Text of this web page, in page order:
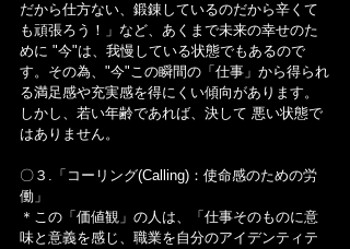
だから仕方ない、鍛錬しているのだから辛くて
も頑張ろう！」など、あくまで未来の幸せのた
めに "今"は、我慢している状態でもあるので
す。その為、"今"この瞬間の「仕事」から得られ
る満足感や充実感を得にくい傾向があります。
しかし、若い年齢であれば、決して 悪い状態で
はありません。
〇３.「コーリング(Calling)：使命感のための労
働」
＊この「価値観」の人は、「仕事そのものに意
味と意義を感じ、職業を自分のアイデンティテ